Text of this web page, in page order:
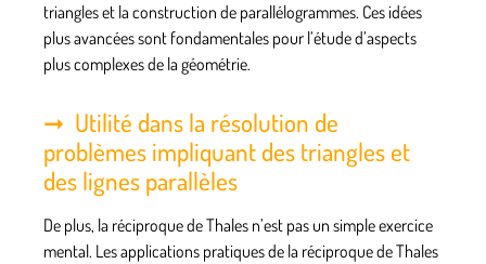
triangleset la construction de parallélogrammes. Ces idées
plus avancées sont fondamentales pour l’étude d’aspects
plus complexes de la géométrie.
Utilité dans la résolution de
problèmes impliquant des triangles et
des lignes parallèles
De plus, la réciproque de Thales n’est pas un simple exercice
mental. Les applications pratiques de la réciproque de Thales